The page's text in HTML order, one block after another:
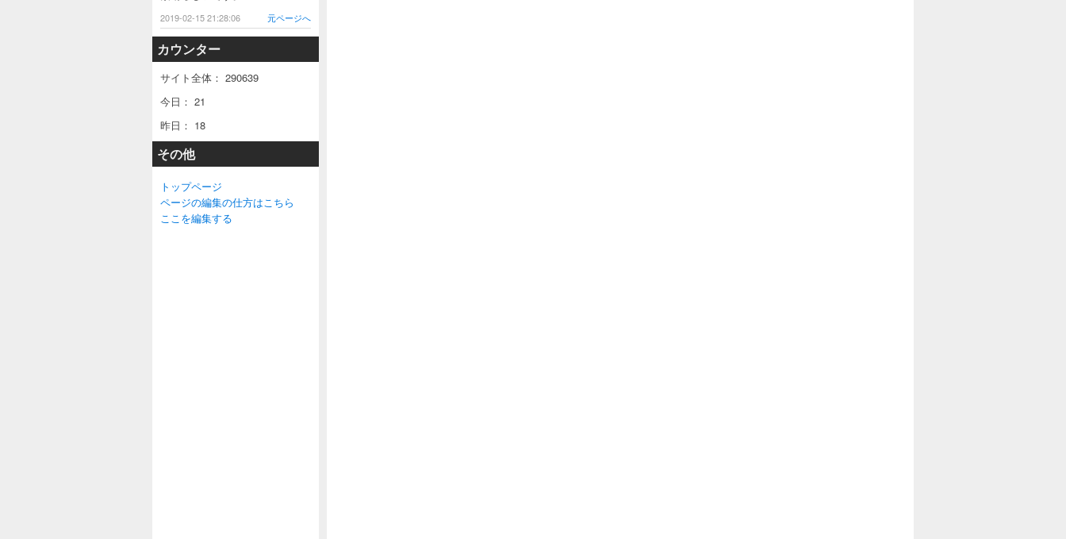
2019-02-15 21:28:06 元ページへ
カウンター
サイト全体： 290639
今日： 21
昨日： 18
その他
トップページ
ページの編集の仕方はこちら
ここを編集する